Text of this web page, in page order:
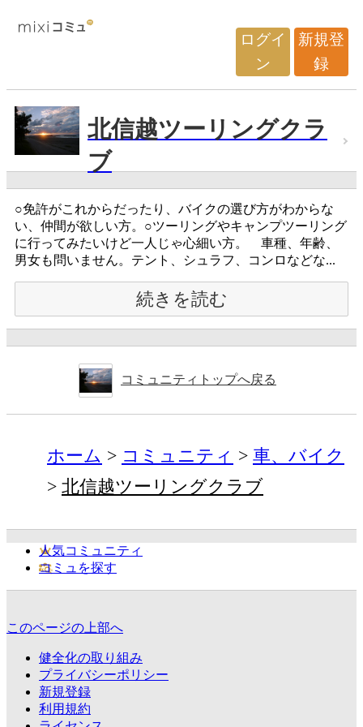
ログイ
ン
新規登
録
北信越ツーリングクラ
ブ
○免許がこれからだったり、バイクの選び方がわからな
い、仲間が欲しい方。○ツーリングやキャンプツーリング
に行ってみたいけど一人じゃ心細い方。 車種、年齢、
男女も問いません。テント、シュラフ、コンロなどな...
続きを読む
コミュニティトップへ戻る
ホーム コミュニティ
車、バイク
北信越ツーリングクラブ
人気コミュニティ
コミュを探す
このページの上部へ
健全化の取り組み
プライバシーポリシー
新規登録
利用規約